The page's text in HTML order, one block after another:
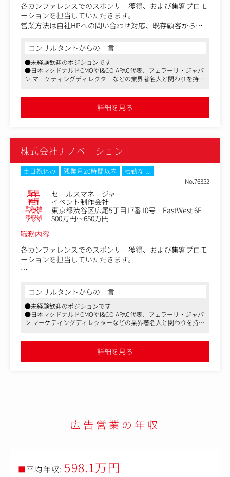
各カンファレンスでのスポンサー獲得、および集客プロモ
ーションを担当していただきます。
営業方法は自社HPへの問い合わせ対応、既存顧客からの
からベンチャーまで多種多様となっております。
今回のポジションでは、ただイベントの枠を売るのではな
く、顧客と伴奏しながら「どのような企画にするのか？」
「どのように打ち出していくのか？」といった戦略の設計
なお、社内にはイベント運営チームやコンテンツ制作チー
コンサルタントからの一言
●未経験歓迎のポジションです
●日本マクドナルドCMOやI&CO APAC代表、フェラーリ・ジャパ
ン マーケティングディレクターなどの業界著名人と関わりを持ち
詳細を見る
株式会社ナノベーション
土日祝休み 残業月20時間以内
転勤なし
No.76352
職種 セールスマネージャー
業種 イベント制作会社
勤務地 東京都渋谷区広尾5丁目17番10号 EastWest 6F
年収例
500万円～650万円
職務内容
各カンファレンスでのスポンサー獲得、および集客プロモ
ーションを担当していただきます。
紹介対応が大半となっており、業界も会社規模も大手企業
からベンチャーまで多種多様となっております。
今回のポジションでは、ただイベントの枠を売るのではな
く、顧客と伴奏しながら「どのような企画にするのか？」
部分から顧客の役に立つためにはどうすべきかを考える仕
事となります（社内には、イベント運営チームやコンテン
コンサルタントからの一言
●未経験歓迎のポジションです
●日本マクドナルドCMOやI&CO APAC代表、フェラーリ・ジャパ
ン マーケティングディレクターなどの業界著名人と関わりを持ち
詳細を見る
広告営業の年収
■平均年収: 598.1万円